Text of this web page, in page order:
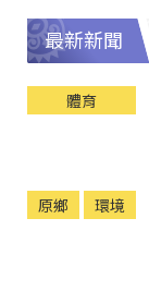
最新新聞
體育
原鄉 環境